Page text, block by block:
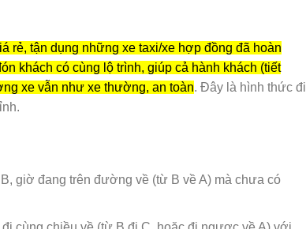
rẻ, tận dụng những xe taxi/xe hợp đồng đã hoàn
khách có cùng lộ trình, giúp cả hành khách (tiết
xe vẫn như xe thường, an toàn. Đây là hình thức đi
giờ đang trên đường về (từ B về A) mà chưa có